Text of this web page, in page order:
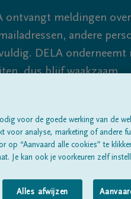
ontvangt meldingen
andere
DELA
dus blijf waakzaam.
Alle rouwberichtenOver
voor de goede werking van de
voor analyse, marketing of andere
op “Aanvaard alle cookies” te
Je kan ook je voorkeuren zelf
Alles afwijzen